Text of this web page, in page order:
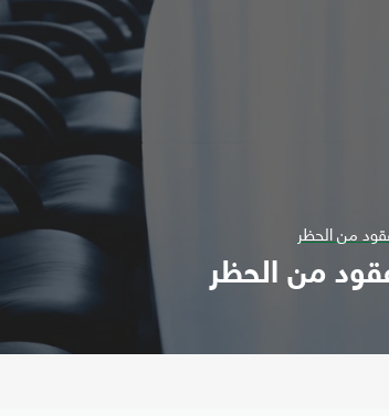
من الحظر
من الحظر